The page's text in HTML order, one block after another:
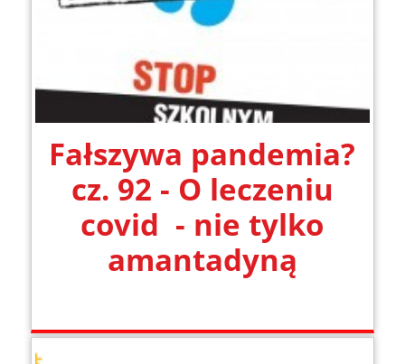
Fałszywa pandemia?
cz. 92 - O leczeniu
covid - nie tylko
amantadyną